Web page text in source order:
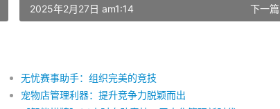
下一
2025年2月27日 am1:14
无忧赛事助手：组织完美的竞技
宠物店管理利器：提升竞争力脱颖而出